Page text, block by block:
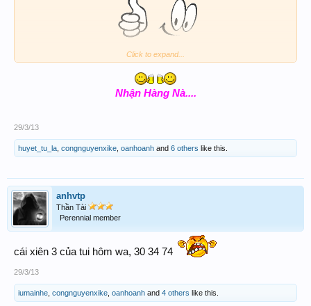
38
Thân Chúc AE XSTT BigWin !
Click to expand...
Nhận Hàng Nà....
29/3/13
huyet_tu_la congnguyenxike oanhoanh and 6 others like this.
anhvtp
Thần Tài
Perennial member
cái xiên 3 của tui hôm wa, 30 34 74
29/3/13
iumainhe congnguyenxike oanhoanh and 4 others like this.